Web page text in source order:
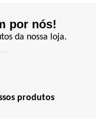
por nós!
da nossa loja.
produtos